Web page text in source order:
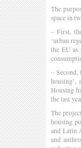
The
space in
– First,
‘urban
the EU as
–
Housing
the last
The
housing
and Latin
and